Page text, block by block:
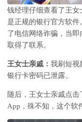
钱经理仔细查看了王
是正规的银行官方软
了电信网络诈骗，当
取得了联系。
王女士亲戚： 我刷短视
银行卡密码已泄露。
随后，王女士亲戚点
App，殊不知，这个软